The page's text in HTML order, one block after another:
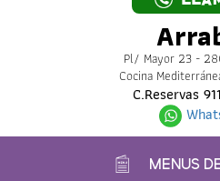
Pl/ Mayor 23 -
Cocina
C.Reservas
MENUS